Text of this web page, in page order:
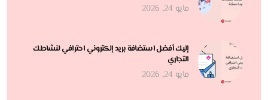
مايو 24, 2026
إليك أفضل استضافة بريد إلكتروني احترافي لنشاطك
التجاري
مايو 24, 2026